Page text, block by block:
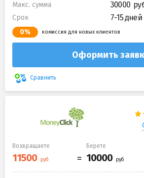
Макс. сумма 30000
Срок 7-15 дней
0% комиссия для новых клиентов
Оформить
Сравнить
Возвращаете Берете